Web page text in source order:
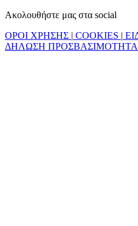
Ακολουθήστε μας στα social
ΟΡΟΙ ΧΡΗΣΗΣ | COOKIES |
ΔΗΛΩΣΗ